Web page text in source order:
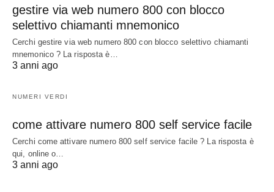
gestire via web numero 800 con blocco
selettivo chiamanti mnemonico
Cerchi gestire via web numero 800 con blocco selettivo chiamanti
mnemonico ? La risposta è…
3 anni ago
NUMERI VERDI
come attivare numero 800 self service facile
Cerchi come attivare numero 800 self service facile ? La risposta è
qui, online o…
3 anni ago